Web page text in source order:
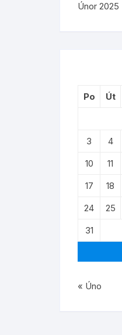
Únor 2025
Po Út
3
4
10
11
17
18
24
25
31
« Úno